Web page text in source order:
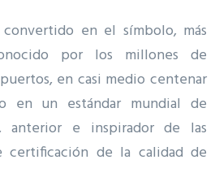
en el símbolo, más
por los millones de
en casi medio centenar
en un estándar mundial de
anterior e inspirador de las
certificación de la calidad de